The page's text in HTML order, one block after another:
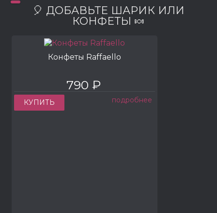
🎈 ДОБАВЬТЕ ШАРИК ИЛИ
КОНФЕТЫ 🍬
Конфеты Raffaello
790 ₽
КУПИТЬ подробнее